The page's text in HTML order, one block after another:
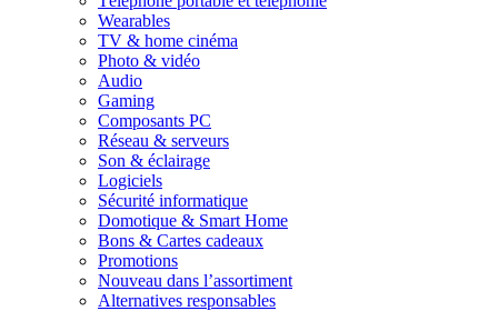
Wearables
TV & home cinéma
Photo & vidéo
Audio
Gaming
Composants PC
Réseau & serveurs
Son & éclairage
Logiciels
Sécurité informatique
Domotique & Smart Home
Bons & Cartes cadeaux
Promotions
Nouveau dans l’assortiment
Alternatives responsables